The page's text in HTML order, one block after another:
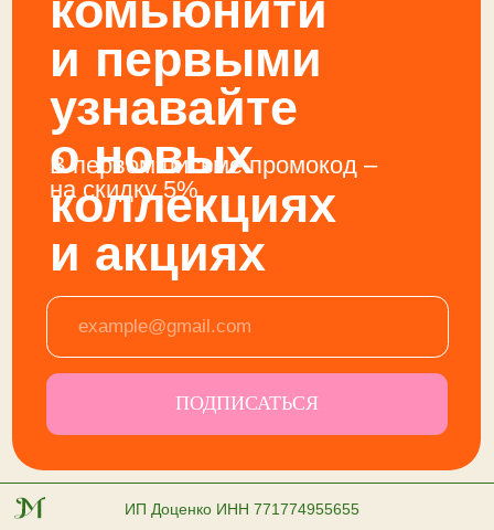
ИП Доценко ИНН 771774955655